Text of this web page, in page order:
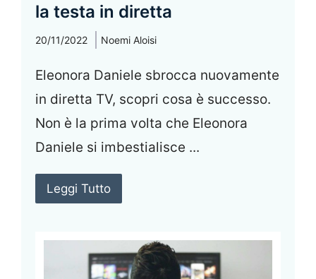
la testa in diretta
20/11/2022 Noemi Aloisi
Eleonora Daniele sbrocca nuovamente
in diretta TV, scopri cosa è successo.
Non è la prima volta che Eleonora
Daniele si imbestialisce ...
Leggi Tutto